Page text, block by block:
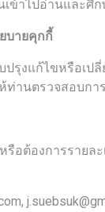
ข้าไปอ่านและศึ
บายคุกกี้
ปรุงแก้ไขหรือเ
ท่านตรวจสอบก
อต้องการรายล